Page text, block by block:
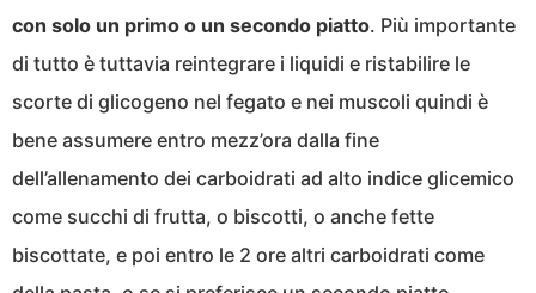
con solo un primo o un secondo piatto. Più importante
di tutto è tuttavia reintegrare i liquidi e ristabilire le
scorte di glicogeno nel fegato e nei muscoli quindi è
bene assumere entro mezz’ora dalla fine
dell’allenamento dei carboidrati ad alto indice glicemico
come succhi di frutta, o biscotti, o anche fette
biscottate, e poi entro le 2 ore altri carboidrati come